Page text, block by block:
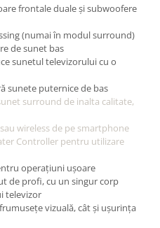
frontale duale și subwoofere
(numai în modul surround)
de sunet bas
sunetul televizorului cu o
sunete puternice de bas
surround de inalta calitate,
wireless de pe smartphone
Controller pentru utilizare
operațiuni ușoare
de profi, cu un singur corp
televizor
vizuală, cât și ușurința